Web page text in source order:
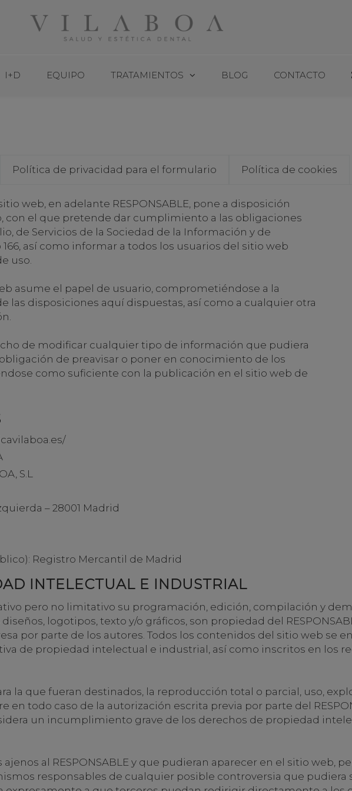
I+D EQUIPO TRATAMIENTOS BLOG CONTACTO
Política de privacidad para el formulario Política de cookies
web, en adelante RESPONSABLE, pone a disposición
con el que pretende dar cumplimiento a las obligaciones
de Servicios de la Sociedad de la Información y de
166, así como informar a todos los usuarios del sitio web
uso.
asume el papel de usuario, comprometiéndose a la
las disposiciones aquí dispuestas, así como a cualquier otra
de modificar cualquier tipo de información que pudiera
de preavisar o poner en conocimiento de los
como suficiente con la publicación en el sitio web de
S.L
– 28001 Madrid
Registro Mercantil de Madrid
INTELECTUAL E INDUSTRIAL
pero no limitativo su programación, edición, compilación y
logotipos, texto y/o gráficos, son propiedad del
por parte de los autores. Todos los contenidos del sitio web se
de propiedad intelectual e industrial, así como inscritos en los
la que fueran destinados, la reproducción total o parcial, uso,
todo caso de la autorización escrita previa por parte del
un incumplimiento grave de los derechos de propiedad
al RESPONSABLE y que pudieran aparecer en el sitio web,
responsables de cualquier posible controversia que pudiera